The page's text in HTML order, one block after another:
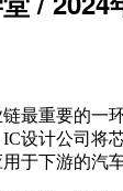
最重要的一
设计公司将
于下游的汽